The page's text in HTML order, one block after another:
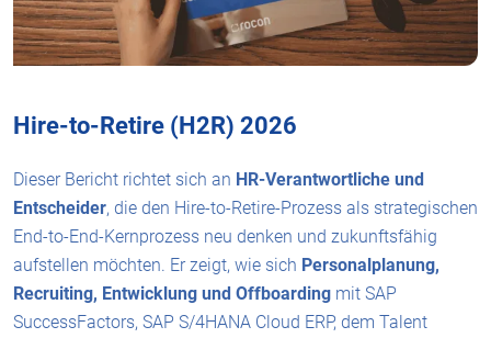
Hire-to-Retire (H2R) 2026
Dieser Bericht richtet sich an HR-Verantwortliche und
Entscheider, die den Hire-to-Retire-Prozess als strategischen
End-to-End-Kernprozess neu denken und zukunftsfähig
aufstellen möchten. Er zeigt, wie sich Personalplanung,
Recruiting, Entwicklung und Offboarding mit SAP
SuccessFactors, SAP S/4HANA Cloud ERP, dem Talent